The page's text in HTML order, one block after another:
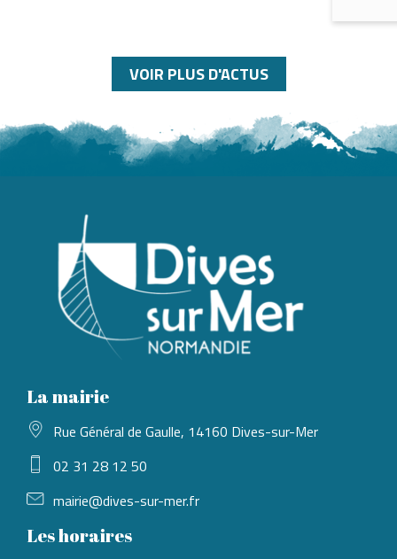
VOIR PLUS D'ACTUS
La mairie
Rue Général de Gaulle, 14160 Dives-sur-Mer
02 31 28 12 50
mairie@dives-sur-mer.fr
Les horaires